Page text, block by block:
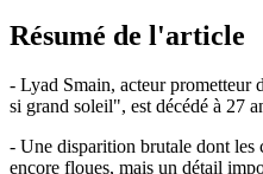
Résumé de l'article
- Lyad Smain, acteur prometteur
si grand soleil", est décédé à 27
- Une disparition brutale dont les
encore floues, mais un détail